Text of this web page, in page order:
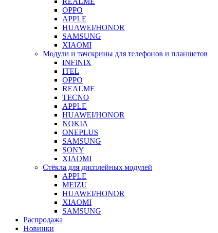
OPPO
APPLE
HUAWEI/HONOR
SAMSUNG
XIAOMI
Модули и тачскрины для телефонов и планшетов
INFINIX
ITEL
OPPO
REALME
TECNO
APPLE
HUAWEI/HONOR
NOKIA
ONEPLUS
SAMSUNG
SONY
XIAOMI
Стёкла для дисплейных модулей
APPLE
MEIZU
HUAWEI/HONOR
XIAOMI
SAMSUNG
Распродажа
Новинки